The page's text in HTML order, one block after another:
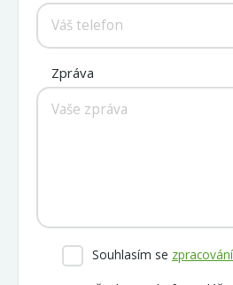
Zpráva
Souhlasím se